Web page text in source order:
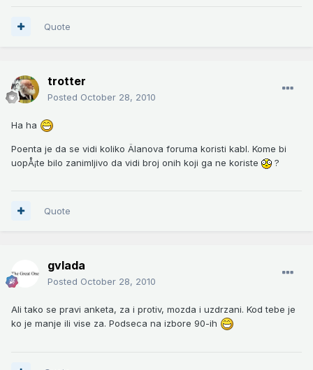
Quote
trotter
Posted October 28, 2010
Ha ha
Poenta je da se vidi koliko Älanova foruma koristi kabl. Kome bi
uopÅ¡te bilo zanimljivo da vidi broj onih koji ga ne koriste
?
Quote
gvlada
Posted October 28, 2010
Ali tako se pravi anketa, za i protiv, mozda i uzdrzani. Kod tebe je
ko je manje ili vise za. Podseca na izbore 90-ih